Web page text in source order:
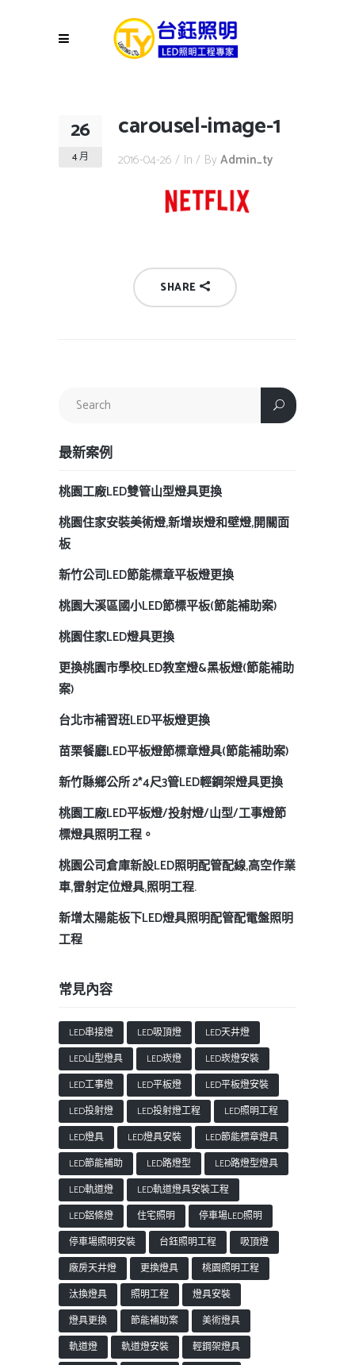
26
4 月
carousel-image-1
2016-04-26 In By Admin_ty
SHARE
最新案例
桃園工廠LED雙管山型燈具更換
桃園住家安裝美術燈,新增崁燈和壁燈,開關面
板
新竹公司LED節能標章平板燈更換
桃園大溪區國小LED節標平板(節能補助案)
桃園住家LED燈具更換
更換桃園市學校LED教室燈&黑板燈(節能補助
案)
台北市補習班LED平板燈更換
苗栗餐廳LED平板燈節標章燈具(節能補助案)
新竹縣鄉公所 2*4尺3管LED輕鋼架燈具更換
桃園工廠LED平板燈/投射燈/山型/工事燈節
標燈具照明工程。
桃園公司倉庫新設LED照明配管配線,高空作業
車,雷射定位燈具,照明工程.
新增太陽能板下LED燈具照明配管配電盤照明
工程
常見內容
LED串接燈 LED吸頂燈
LED天井燈
LED山型燈具
LED崁燈
LED崁燈安裝
LED工事燈
LED平板燈
LED平板燈安裝
LED投射燈
LED投射燈工程
LED照明工程
LED燈具
LED燈具安裝
LED節能標章燈具
LED節能補助
LED路燈型
LED路燈型燈具
LED軌道燈
LED軌道燈具安裝工程
LED鋁條燈
住宅照明
停車場LED照明
停車場照明安裝
台鈺照明工程
吸頂燈
廠房天井燈
更換燈具
桃園照明工程
汰換燈具
照明工程
燈具安裝
燈具更換
節能補助案
美術燈具
軌道燈
軌道燈安裝
輕鋼架燈具